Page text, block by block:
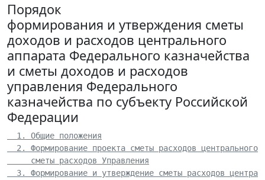
Порядок
формирования и утверждения сметы
доходов и расходов центрального
аппарата Федерального казначейства
и сметы доходов и расходов
управления Федерального
казначейства по субъекту Российской
Федерации
  1. Общие положения
2. Формирование проекта сметы расходов центрального
     сметы расходов Управления
3. Формирование и утверждение сметы расходов